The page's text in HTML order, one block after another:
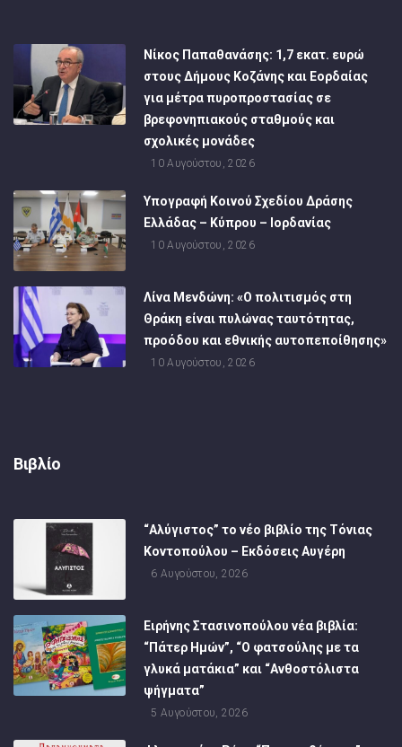
Νίκος Παπαθανάσης: 1,7 εκατ. ευρώ
στους Δήμους Κοζάνης και Εορδαίας
για μέτρα πυροπροστασίας σε
βρεφονηπιακούς σταθμούς και
σχολικές μονάδες
10 Αυγούστου, 2026
Υπογραφή Κοινού Σχεδίου Δράσης
Ελλάδας – Κύπρου – Ιορδανίας
10 Αυγούστου, 2026
Λίνα Μενδώνη: «Ο πολιτισμός στη
Θράκη είναι πυλώνας ταυτότητας,
προόδου και εθνικής αυτοπεποίθησης»
10 Αυγούστου, 2026
Βιβλίο
“Αλύγιστος” το νέο βιβλίο της Τόνιας
Κοντοπούλου – Εκδόσεις Αυγέρη
6 Αυγούστου, 2026
Ειρήνης Στασινοπούλου νέα βιβλία:
“Πάτερ Ημών”, “Ο φατσούλης με τα
γλυκά ματάκια” και “Ανθοστόλιστα
ψήγματα”
5 Αυγούστου, 2026